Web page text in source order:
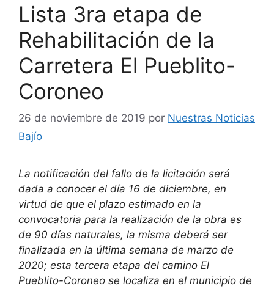
Lista 3ra etapa de
Rehabilitación de la
Carretera El Pueblito-
Coroneo
26 de noviembre de 2019 por Nuestras Noticias
Bajío
La notificación del fallo de la licitación será
dada a conocer el día 16 de diciembre, en
virtud de que el plazo estimado en la
convocatoria para la realización de la obra es
de 90 días naturales, la misma deberá ser
finalizada en la última semana de marzo de
2020; esta tercera etapa del camino El
Pueblito-Coroneo se localiza en el municipio de